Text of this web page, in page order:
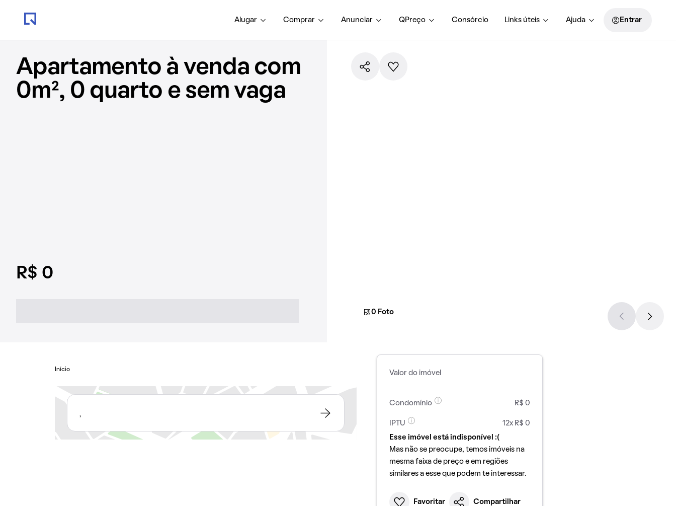
Alugar Comprar Anunciar QPreço Consórcio Links úteis Ajuda Entrar
Apartamento à venda com
0m², 0 quarto e sem vaga
R$ 0
0 Foto
Início
,
Valor do imóvel
Condomínio R$ 0
IPTU
12x R$ 0
Esse imóvel está indisponível :(
Mas não se preocupe, temos imóveis na
mesma faixa de preço e em regiões
similares a esse que podem te interessar.
Favoritar Compartilhar